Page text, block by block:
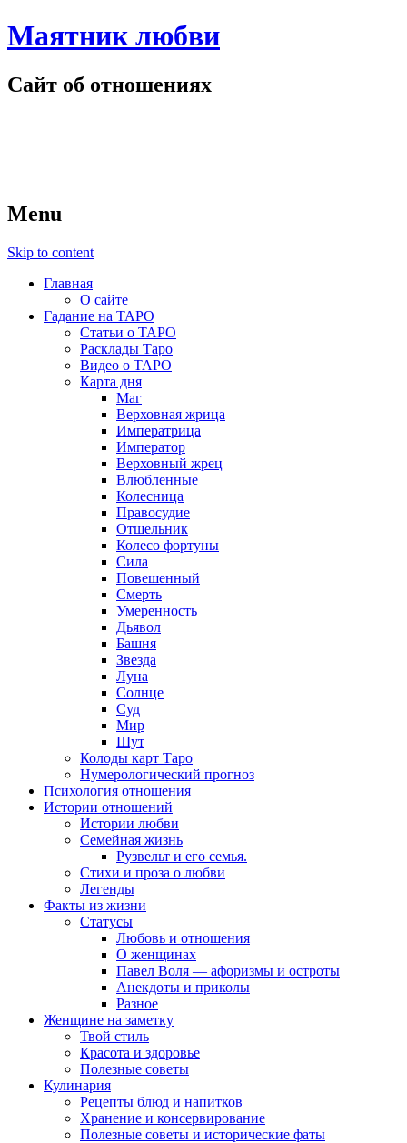
Маятник любви
Сайт об отношениях
Menu
Skip to content
Главная
О сайте
Гадание на ТАРО
Статьи о ТАРО
Расклады Таро
Видео о ТАРО
Карта дня
Маг
Верховная жрица
Императрица
Император
Верховный жрец
Влюбленные
Колесница
Правосудие
Отшельник
Колесо фортуны
Сила
Повешенный
Смерть
Умеренность
Дьявол
Башня
Звезда
Луна
Солнце
Суд
Мир
Шут
Колоды карт Таро
Нумерологический прогноз
Психология отношения
Истории отношений
Истории любви
Семейная жизнь
Рузвельт и его семья.
Стихи и проза о любви
Легенды
Факты из жизни
Статусы
Любовь и отношения
О женщинах
Павел Воля — афоризмы и остроты
Анекдоты и приколы
Разное
Женщине на заметку
Твой стиль
Красота и здоровье
Полезные советы
Кулинария
Рецепты блюд и напитков
Хранение и консервирование
Полезные советы и исторические фаты